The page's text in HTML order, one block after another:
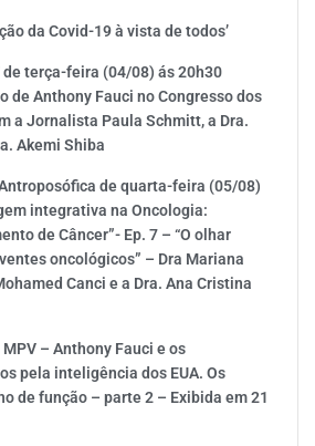
da Covid-19 à vista de todos’
de terça-feira (04/08) ás 20h30
de Anthony Fauci no Congresso dos
a Jornalista Paula Schmitt, a Dra.
Akemi Shiba
de quarta-feira (05/08)
integrativa na Oncologia:
de Câncer”- Ep. 7 – “O olhar
oncológicos” – Dra Mariana
Canci e a Dra. Ana Cristina
– Anthony Fauci e os
pela inteligência dos EUA. Os
de função – parte 2 – Exibida em 21